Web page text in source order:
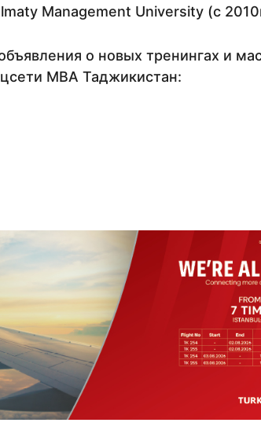
Management University (с
о новых тренингах и
МВА Таджикистан: